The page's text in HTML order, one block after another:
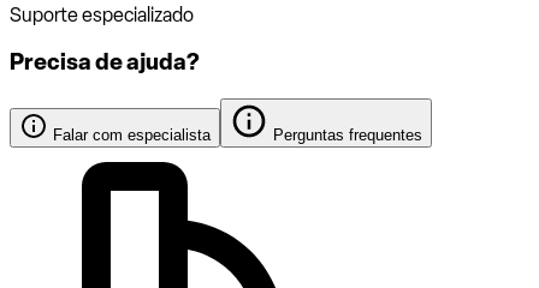
Suporte especializado
Precisa de ajuda?
Falar com especialista Perguntas frequentes